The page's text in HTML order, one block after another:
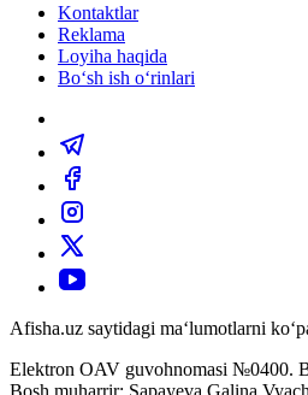
Kontaktlar
Reklama
Loyiha haqida
Bo‘sh ish o‘rinlari
Afisha.uz saytidagi ma‘lumotlarni
Elektron OAV guvohnomasi №0400.
Bosh muharrir: Sapayeva Galina